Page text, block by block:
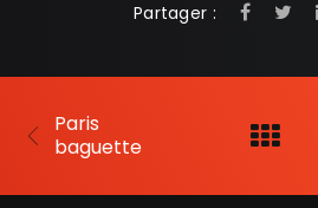
Partager :
Paris
baguette